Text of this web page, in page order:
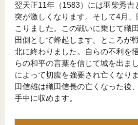
翌天正11年（1583）には羽柴秀吉
突が激しくなります。そして4月
こりました。この戦いに乗じて織
田側として蜂起します。ところが
北に終わりました。自らの不利を
らの和平の言葉を信じて城を出ま
によって切腹を強要され亡くなり
田信雄は織田信長の亡くなった後
手中に収めます。